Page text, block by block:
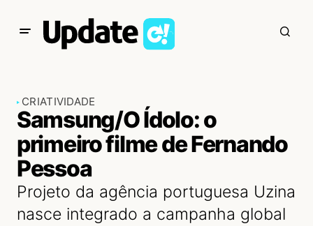
CRIATIVIDADE
Samsung/O Ídolo: o
primeiro filme de Fernando
Pessoa
Projeto da agência portuguesa Uzina
nasce integrado a campanha global